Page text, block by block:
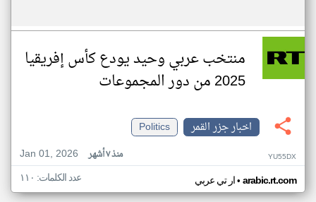
منتخب عربي وحيد يودع كأس إفريقيا
2025 من دور المجموعات
اخبار جزر القمر
Politics
Jan 01, 2026
منذ ٧ أشهر YU55DX
ار تي عربي• arabic.rt.com عدد الكلمات: ١١٠